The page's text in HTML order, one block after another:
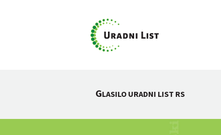
GLASILO URADNI LIST RS